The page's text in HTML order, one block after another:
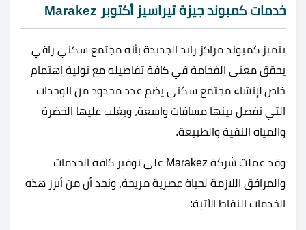
خدمات كمبوند جيزة تيراسيز أكتوبر Marakez
يتميز كمبوند مراكز زايد الجديدة بأنه مجتمع سكني راقي
يحقق معنى الفخامة في كافة تفاصيله مع تولية اهتمام
خاص لإنشاء مجتمع سكني يضم عدد محدود من الوحدات
التي تفصل بينها مسافات واسعة، ويغلب عليها الخضرة
والمياه النقية والطبيعة.
وقد عملت شركة Marakez على توفير كافة الخدمات
والمرافق اللازمة لحياة عصرية مريحة، ونجد أن من أبرز هذه
الخدمات النقاط الآتية: